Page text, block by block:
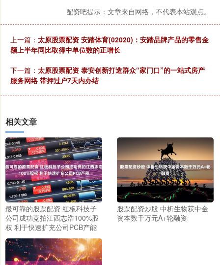
配资吧提示：文章来自网络，不代表本站观点。
上一篇： 太原股票配资 安踏体育(02020)：安踏品牌产品的零售金
额上半年同比取得中单位数的正增长
下一篇： 太原股票配资 泰安创新打造群众“家门口”的一站式房产
服务网络 带押过户7天内办结
相关文章
最可靠的股票配资 红板科技子
公司成功竞拍江西志浩100%股
权 利于快速扩充公司PCB产能
股票配资炒股 中析生物获中金
资本数千万元A+轮融资